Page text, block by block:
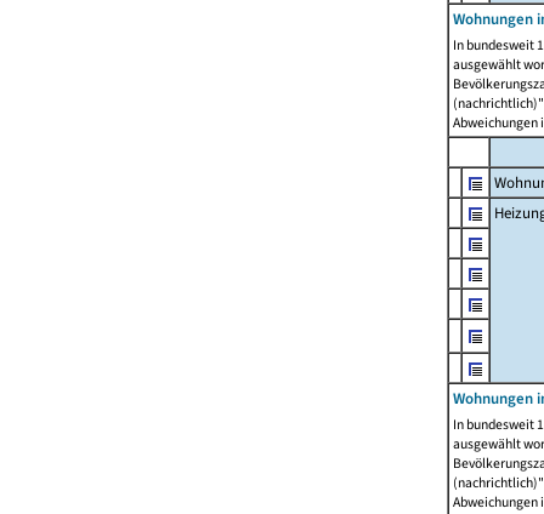
Wohnungen
In bundesweit
ausgewählt
Abweichungen
Wohnungen
In bundesweit
ausgewählt
Abweichungen